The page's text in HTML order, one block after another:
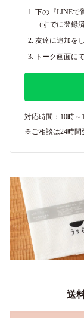
下の『LINEで
（すでに登録
友達に追加を
トーク画面にて
対応時間：10時～
※ご相談は24時間
送